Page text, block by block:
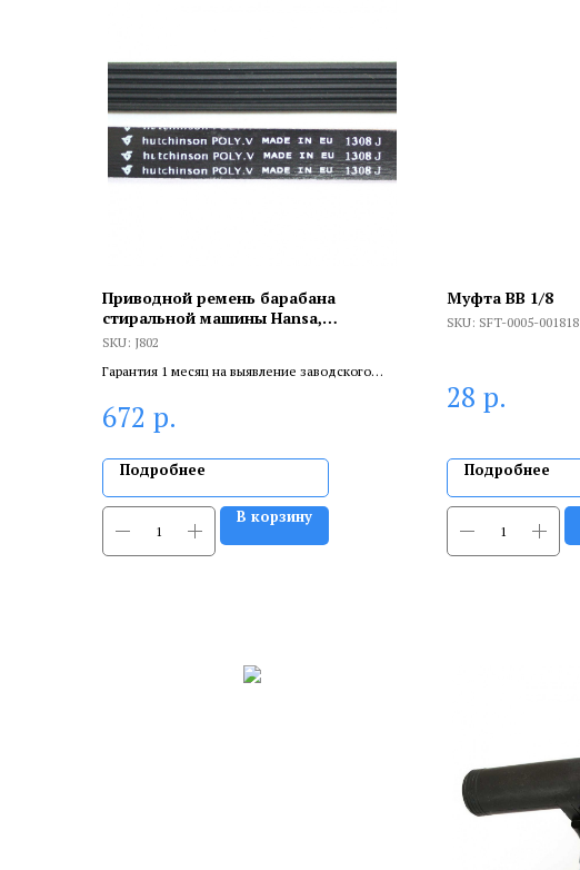
Приводной ремень барабана
стиральной машины Hansa,
Hutchinson 1308 J5, J802
SKU: J802
Гарантия 1 месяц на выявление заводского
сертифицированный специалист.
672 р.
Подробнее
В корзину
Муфта ВВ 1/8
SKU: SFT-0005-001818
28 р.
Подробнее